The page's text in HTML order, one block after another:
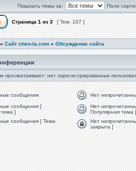
Показать темы за: Поле
Страница1из3 [ Тем: 107 ]
» Сайт chen-la.com » Обсуждение сайта
просматривают: нет зарегистрированных
сообщения
Нет
сообщения [
тема ]
Нет
Популярная тема ]
сообщения [ Тема
Нет
закрыта ]